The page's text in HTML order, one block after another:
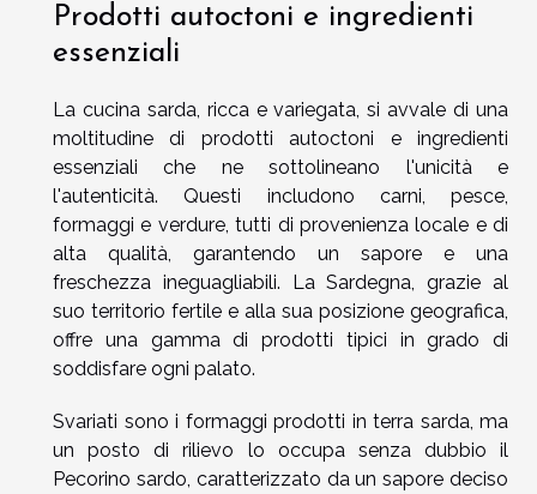
Prodotti autoctoni e ingredienti
essenziali
La cucina sarda, ricca e variegata, si avvale di una
moltitudine di prodotti autoctoni e ingredienti
essenziali che ne sottolineano l'unicità e
l'autenticità. Questi includono carni, pesce,
formaggi e verdure, tutti di provenienza locale e di
alta qualità, garantendo un sapore e una
freschezza ineguagliabili. La Sardegna, grazie al
suo territorio fertile e alla sua posizione geografica,
offre una gamma di prodotti tipici in grado di
soddisfare ogni palato.
Svariati sono i formaggi prodotti in terra sarda, ma
un posto di rilievo lo occupa senza dubbio il
Pecorino sardo, caratterizzato da un sapore deciso